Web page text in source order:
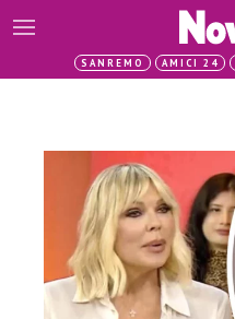
SANREMO AMICI 24